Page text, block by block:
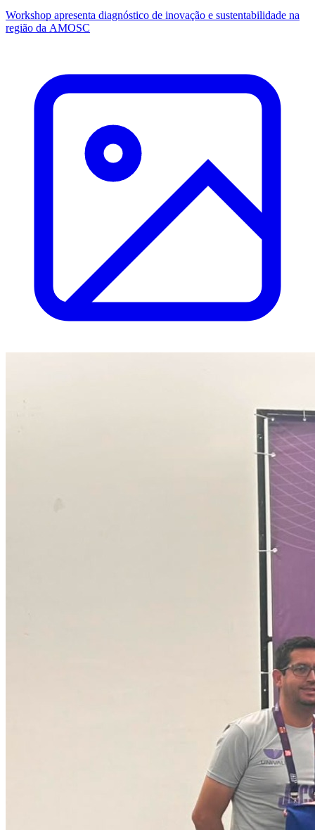
Workshop apresenta diagnóstico de inovação e sustentabilidade na
região da AMOSC